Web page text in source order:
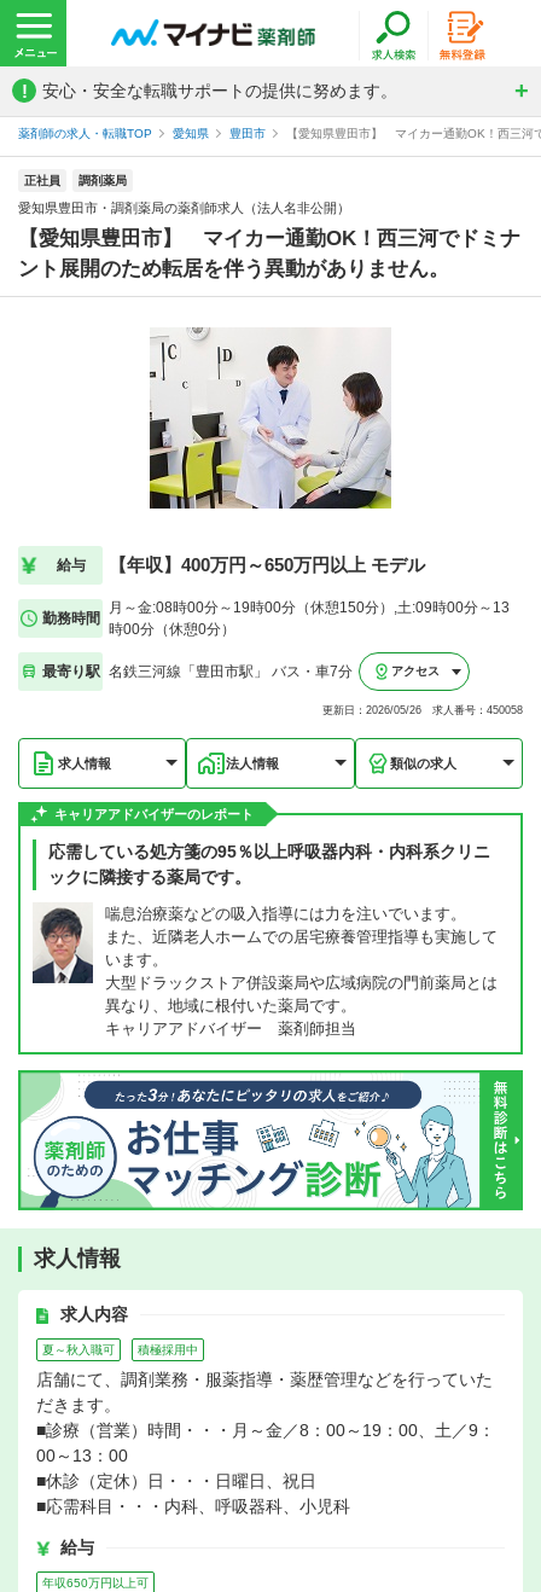
! 安心・安全な転職サポートの提供に努めます。
薬剤師の求人・転職TOP 愛知県 豊田市 【愛知県豊田市】 マイカー通勤OK！西三河
正社員 調剤薬局
愛知県豊田市・調剤薬局の薬剤師求人（法人名非公開）
【愛知県豊田市】 マイカー通勤OK！西三河でドミナ
ント展開のため転居を伴う異動がありません。
給与 【年収】400万円～650万円以上 モデル
勤務時間
月～金:08時00分～19時00分（休憩150分）,土:09時00分～13
時00分（休憩0分）
最寄り駅 名鉄三河線「豊田市駅」 バス・車7分 アクセス
更新日：2026/05/26 求人番号：450058
求人情報 法人情報 類似の求人
キャリアアドバイザーのレポート
応需している処方箋の95％以上呼吸器内科・内科系クリニ
ックに隣接する薬局です。
喘息治療薬などの吸入指導には力を注いでいます。
また、近隣老人ホームでの居宅療養管理指導も実施して
います。
大型ドラックストア併設薬局や広域病院の門前薬局とは
異なり、地域に根付いた薬局です。
キャリアアドバイザー 薬剤師担当
求人情報
求人内容
夏～秋入職可 積極採用中
店舗にて、調剤業務・服薬指導・薬歴管理などを行っていた
だきます。
■診療（営業）時間・・・月～金／8：00～19：00、土／9：
00～13：00
■休診（定休）日・・・日曜日、祝日
■応需科目・・・内科、呼吸器科、小児科
給与
年収650万円以上可